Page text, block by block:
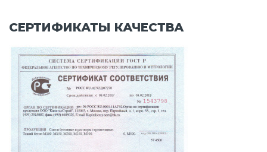
СЕРТИФИКАТЫ КАЧЕСТВА